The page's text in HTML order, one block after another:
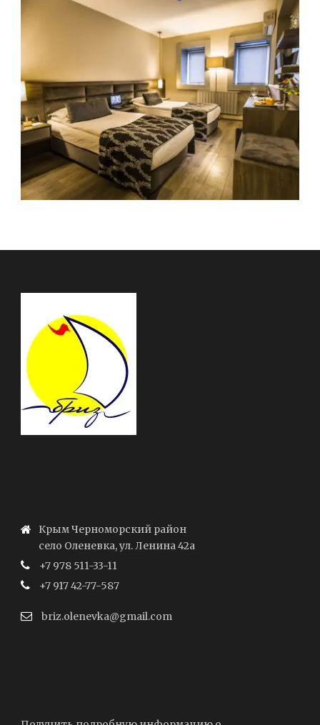
Крым Черноморский район
село Оленевка, ул. Ленина 42а
+7 978 511-33-11
+7 917 42-77-587
briz.olenevka@gmail.com